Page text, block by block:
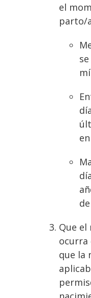
el
parto/
Que
ocurra
que la